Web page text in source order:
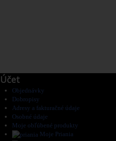
Účet
Objednávky
Dobropisy
Adresy a fakturačné údaje
Osobné údaje
Moje obľúbené produkty
Moje Priania